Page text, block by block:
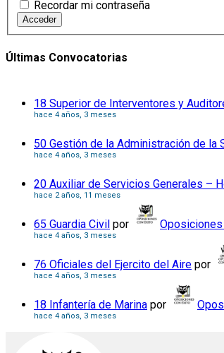
Recordar mi contraseña
Acceder
Últimas Convocatorias
18 Superior de Interventores y
hace 4 años, 3 meses
50 Gestión de la Administración de la
hace 4 años, 3 meses
20 Auxiliar de Servicios Generales –
hace 2 años, 11 meses
65 Guardia Civil por
hace 4 años, 3 meses
76 Oficiales del Ejercito del Aire por
hace 4 años, 3 meses
18 Infantería de Marina por
hace 4 años, 3 meses